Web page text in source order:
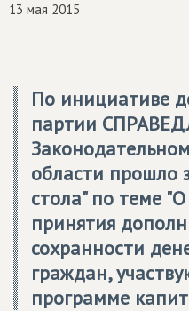
13 мая 2015
По инициативе
партии
области прошло
стола" по теме
принятия
сохранности
граждан,
программе